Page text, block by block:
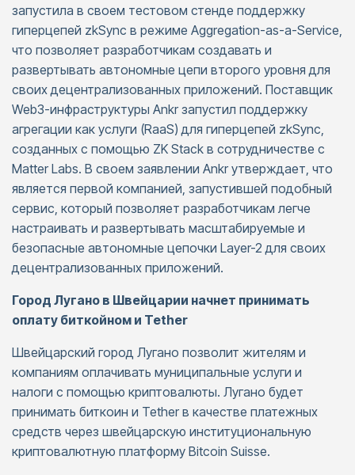
запустила в своем тестовом стенде поддержку
гиперцепей zkSync в режиме Aggregation-as-a-Service,
что позволяет разработчикам создавать и
развертывать автономные цепи второго уровня для
своих децентрализованных приложений. Поставщик
Web3-инфраструктуры Ankr запустил поддержку
агрегации как услуги (RaaS) для гиперцепей zkSync,
созданных с помощью ZK Stack в сотрудничестве с
Matter Labs. В своем заявлении Ankr утверждает, что
является первой компанией, запустившей подобный
сервис, который позволяет разработчикам легче
настраивать и развертывать масштабируемые и
безопасные автономные цепочки Layer-2 для своих
децентрализованных приложений.
Город Лугано в Швейцарии начнет принимать
оплату биткойном и Tether
Швейцарский город Лугано позволит жителям и
компаниям оплачивать муниципальные услуги и
налоги с помощью криптовалюты. Лугано будет
принимать биткоин и Tether в качестве платежных
средств через швейцарскую институциональную
криптовалютную платформу Bitcoin Suisse.